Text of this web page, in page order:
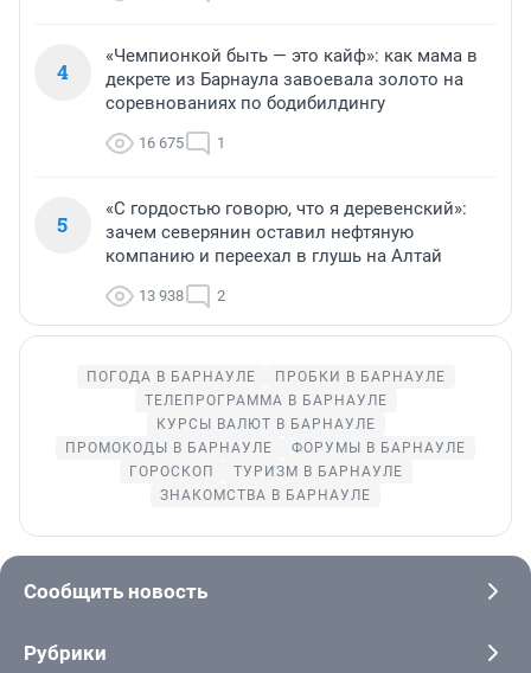
4
«Чемпионкой быть — это кайф»: как мама в
декрете из Барнаула завоевала золото на
соревнованиях по бодибилдингу
16 675 1
5
«С гордостью говорю, что я деревенский»:
зачем северянин оставил нефтяную
компанию и переехал в глушь на Алтай
13 938 2
ПОГОДА В БАРНАУЛЕ
ПРОБКИ В БАРНАУЛЕ
ТЕЛЕПРОГРАММА В БАРНАУЛЕ
КУРСЫ ВАЛЮТ В БАРНАУЛЕ
ПРОМОКОДЫ В БАРНАУЛЕ
ФОРУМЫ В БАРНАУЛЕ
ГОРОСКОП
ТУРИЗМ В БАРНАУЛЕ
ЗНАКОМСТВА В БАРНАУЛЕ
Сообщить новость
Рубрики